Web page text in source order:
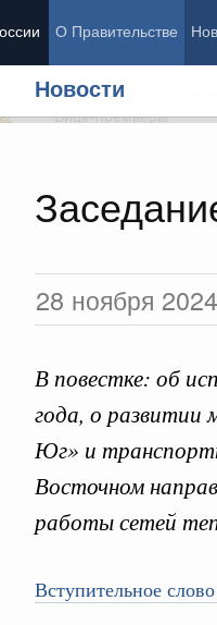
О Правительстве
Новости
28 ноября 2024
В повестке: об
года, о развитии
Юг» и
Восточном
работы сетей
Вступительное
Председатель
Вице-премьеры
Здоровье
Образование
Культура
Государственные программы